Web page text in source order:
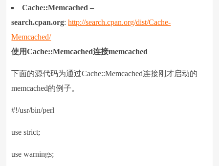
Cache::Memcached –
search.cpan.org:http://search.cpan.org/dist/Cache-
Memcached/
使用Cache::Memcached连接memcached
下面的源代码为通过Cache::Memcached连接刚才启动的
memcached的例子。
#!/usr/bin/perl
use strict;
use warnings;